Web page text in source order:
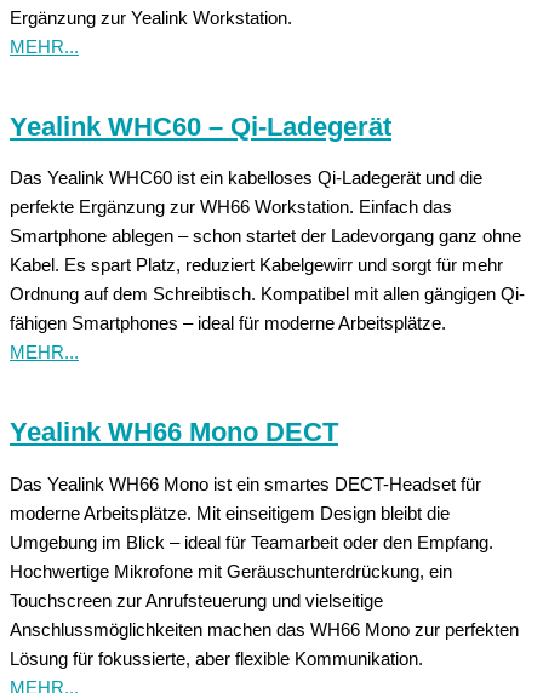
Ergänzung zur Yealink Workstation.
MEHR...
Yealink WHC60 – Qi-Ladegerät
Das Yealink WHC60 ist ein kabelloses Qi-Ladegerät und die
perfekte Ergänzung zur WH66 Workstation. Einfach das
Smartphone ablegen – schon startet der Ladevorgang ganz ohne
Kabel. Es spart Platz, reduziert Kabelgewirr und sorgt für mehr
Ordnung auf dem Schreibtisch. Kompatibel mit allen gängigen Qi-
fähigen Smartphones – ideal für moderne Arbeitsplätze.
MEHR...
Yealink WH66 Mono DECT
Das Yealink WH66 Mono ist ein smartes DECT-Headset für
moderne Arbeitsplätze. Mit einseitigem Design bleibt die
Umgebung im Blick – ideal für Teamarbeit oder den Empfang.
Hochwertige Mikrofone mit Geräuschunterdrückung, ein
Touchscreen zur Anrufsteuerung und vielseitige
Anschlussmöglichkeiten machen das WH66 Mono zur perfekten
Lösung für fokussierte, aber flexible Kommunikation.
MEHR...